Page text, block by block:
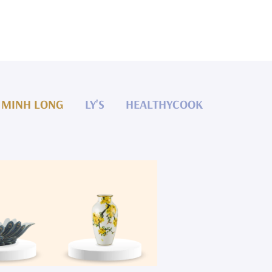
MINH LONG LY'S HEALTHYCOOK